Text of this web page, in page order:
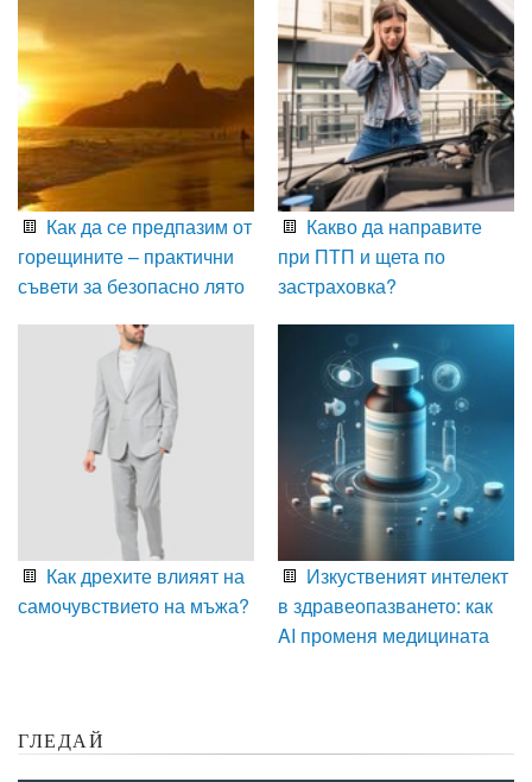
Как да се предпазим от
горещините – практични
съвети за безопасно лято
Какво да направите
при ПТП и щета по
застраховка?
Как дрехите влияят на
самочувствието на мъжа?
Изкуственият интелект
в здравеопазването: как
AI променя медицината
ГЛЕДАЙ